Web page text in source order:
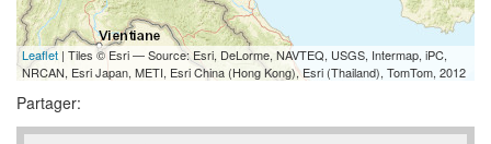
Leaflet | Tiles © Esri — Source: Esri, DeLorme, NAVTEQ, USGS, Intermap, iPC,
NRCAN, Esri Japan, METI, Esri China (Hong Kong), Esri (Thailand), TomTom, 2012
Partager: